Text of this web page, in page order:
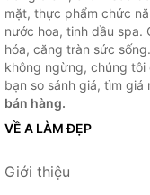
mặt, thực phẩm chức
nước hoa, tinh dầu spa.
hóa, căng tràn sức
không ngừng, chúng
bạn so sánh giá, tìm
bán hàng.
VỀ A LÀM ĐẸP
Giới thiệu